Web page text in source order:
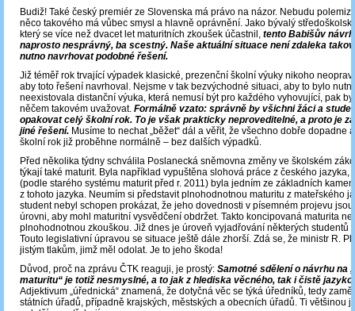
Budiž! Také český premiér ze Slovenska má právo na názor. Nebudu
něco takového má vůbec smysl a hlavně oprávnění. Jako bývalý
který se více než dvacet let maturitních zkoušek účastnil, tento Babišův
naprosto nesprávný, ba scestný. Naše aktuální situace není zdaleka
nutno navrhovat podobné řešení.
Již téměř rok trvající výpadek klasické, prezenční školní výuky nikoho
aby toto řešení navrhoval. Nejsme v tak bezvýchodné situaci, aby to bylo
neexistovala distanční výuka, která nemusí být pro každého vyhovující, pak
něčem takovém uvažovat. Formálně vzato: správně by všichni žáci a
opakovat celý školní rok. To je však prakticky neproveditelné, a proto je
jiné řešení. Musíme to nechat „běžet“ dál a věřit, že všechno dobře dopadne
školní rok již proběhne normálně – bez dalších výpadků.
Před několika týdny schválila Poslanecká sněmovna změny ve školském
týkají také maturit. Byla například vypuštěna slohová práce z českého jazyka,
(podle starého systému maturit před r. 2011) byla jedním ze základních
z tohoto jazyka. Neumím si představit plnohodnotnou maturitu z mateřského
student nebyl schopen prokázat, že jeho dovednosti v písemném projevu
úrovni, aby mohl maturitní vysvědčení obdržet. Takto koncipovaná maturita
plnohodnotnou zkouškou. Již dnes je úroveň vyjadřování některých studentů
Touto legislativní úpravou se situace ještě dále zhorší. Zdá se, že ministr R.
jistým tlakům, jimž měl odolat. Je to jeho škoda!
Důvod, proč na zprávu ČTK reaguji, je prostý: Samotné sdělení o návrhu na
maturitu“ je totiž nesmyslné, a to jak z hlediska věcného, tak i čistě
Adjektivum „úřednická“ znamená, že dotyčná věc se týká úředníků, tedy
státních úřadů, případně krajských, městských a obecních úřadů. Ti většinou